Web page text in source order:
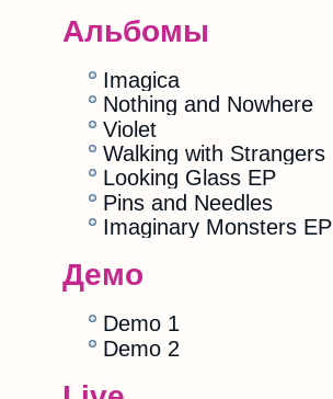
Альбомы
Imagica
Nothing and Nowhere
Violet
Walking with Strangers
Looking Glass EP
Pins and Needles
Imaginary Monsters EP
Демо
Demo 1
Demo 2